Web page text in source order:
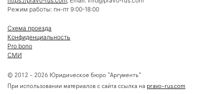
© 2012 - 2026 Юридическое бюро “Аргументъ”
При использовании материалов с сайта ссылка на pravo-rus.com
Режим работы: пн-пт 9:00-18:00
Схема проезда
Конфиденциальность
Pro bono
СМИ